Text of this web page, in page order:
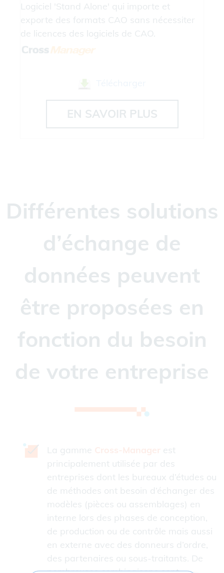
Logiciel 'Stand Alone' qui importe et
exporte des formats CAO sans nécessiter
de licences des logiciels de CAO.
EN SAVOIR PLUS
Différentes solutions
d’échange de
données peuvent
être proposées en
fonction du besoin
de votre entreprise
La gamme
est
principalement utilisée par des
entreprises dont les bureaux d’études ou
de méthodes ont besoin d’échanger des
modèles (pièces ou assemblages) en
interne lors des phases de conception,
de production ou de contrôle mais aussi
en externe avec des donneurs d’ordre,
des partenaires ou sous-traitants. De